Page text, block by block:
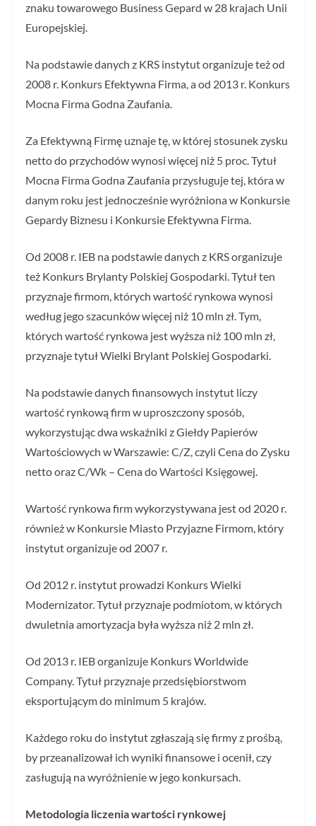
znaku towarowego Business Gepard w 28 krajach Unii
Europejskiej.
Na podstawie danych z KRS instytut organizuje też od
2008 r. Konkurs Efektywna Firma, a od 2013 r. Konkurs
Mocna Firma Godna Zaufania.
Za Efektywną Firmę uznaje tę, w której stosunek zysku
netto do przychodów wynosi więcej niż 5 proc. Tytuł
Mocna Firma Godna Zaufania przysługuje tej, która w
danym roku jest jednocześnie wyróżniona w Konkursie
Gepardy Biznesu i Konkursie Efektywna Firma.
Od 2008 r. IEB na podstawie danych z KRS organizuje
też Konkurs Brylanty Polskiej Gospodarki. Tytuł ten
przyznaje firmom, których wartość rynkowa wynosi
według jego szacunków więcej niż 10 mln zł. Tym,
których wartość rynkowa jest wyższa niż 100 mln zł,
przyznaje tytuł Wielki Brylant Polskiej Gospodarki.
Na podstawie danych finansowych instytut liczy
wartość rynkową firm w uproszczony sposób,
wykorzystując dwa wskaźniki z Giełdy Papierów
Wartościowych w Warszawie: C/Z, czyli Cena do Zysku
netto oraz C/Wk – Cena do Wartości Księgowej.
Wartość rynkowa firm wykorzystywana jest od 2020 r.
również w Konkursie Miasto Przyjazne Firmom, który
instytut organizuje od 2007 r.
Od 2012 r. instytut prowadzi Konkurs Wielki
Modernizator. Tytuł przyznaje podmiotom, w których
dwuletnia amortyzacja była wyższa niż 2 mln zł.
Od 2013 r. IEB organizuje Konkurs Worldwide
Company. Tytuł przyznaje przedsiębiorstwom
eksportującym do minimum 5 krajów.
Każdego roku do instytut zgłaszają się firmy z prośbą,
by przeanalizował ich wyniki finansowe i ocenił, czy
zasługują na wyróżnienie w jego konkursach.
Metodologia liczenia wartości rynkowej